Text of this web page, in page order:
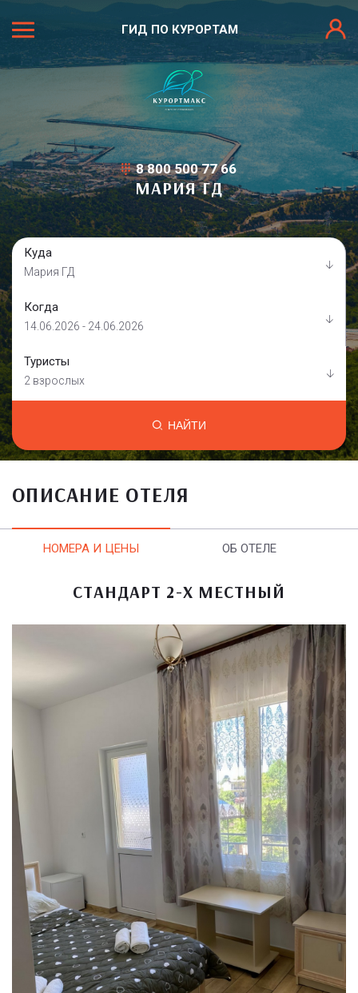
ГИД ПО КУРОРТАМ
8 800 500 77 66
МАРИЯ ГД
Куда
Мария ГД
Когда
14.06.2026 - 24.06.2026
Туристы
2 взрослых
НАЙТИ
ОПИСАНИЕ ОТЕЛЯ
НОМЕРА И ЦЕНЫ ОБ ОТЕЛЕ
СТАНДАРТ 2-Х МЕСТНЫЙ